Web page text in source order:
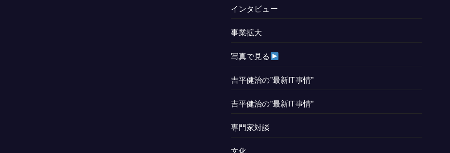
インタビュー
事業拡大
写真で見る
吉平健治の”最新IT事情”
吉平健治の”最新IT事情”
専門家対談
文化